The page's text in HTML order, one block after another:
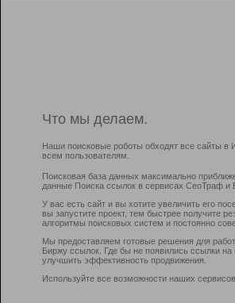
Что мы делаем.
Наши поисковые роботы обходят все сайты в
всем пользователям.
Поисковая база данных максимально
данные Поиска ссылок в сервисах СеоТраф и
У вас есть сайт и вы хотите увеличить его
вы запустите проект, тем быстрее получите
алгоритмы поисковых систем и постоянно
Мы предоставляем готовые решения для
Биржу ссылок. Где бы не появились ссылки
улучшить эффективность продвижения.
Используйте все возможности наших